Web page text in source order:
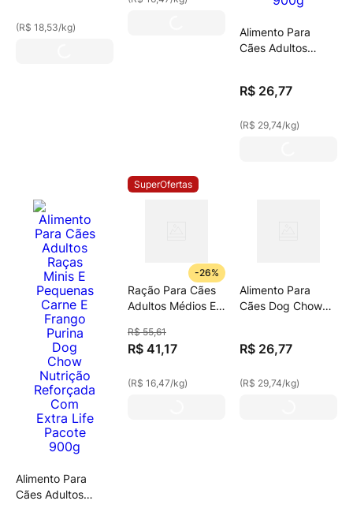
(R$ 18,53/kg)
Alimento Para
Cães Adultos
Nutrição
Extra Life Pacote
R$ 26,77
(R$ 29,74/kg)
Alimento Para
Cães Adultos
SuperOfertas
-26%
Ração Para Cães
Adultos Médios E
Chow Carne,
Frango E Arroz
R$ 55,61
R$ 41,17
(R$ 16,47/kg)
Alimento Para
Cães Dog Chow
Sabor Carne,
900g
R$ 26,77
(R$ 29,74/kg)